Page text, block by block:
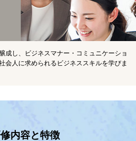
成し、ビジネスマナー・コミュニケーショ
会人に求められるビジネススキルを学びま
内容と特徴